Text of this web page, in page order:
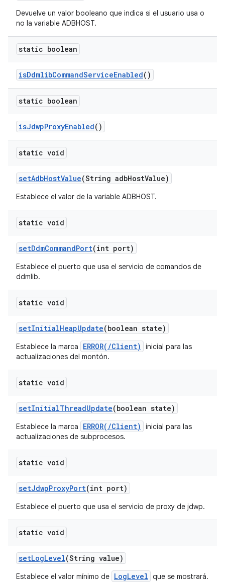
Devuelve un valor booleano que indica si el usuario usa o
no la variable ADBHOST.
static boolean
isDdmlibCommandServiceEnabled()
static boolean
isJdwpProxyEnabled()
static void
setAdbHostValue(String adbHostValue)
Establece el valor de la variable ADBHOST.
static void
setDdmCommandPort(int port)
Establece el puerto que usa el servicio de comandos de
ddmlib.
static void
setInitialHeapUpdate(boolean state)
Establece la marca ERROR(/Client)
inicial para las
actualizaciones del montón.
static void
setInitialThreadUpdate(boolean state)
Establece la marca ERROR(/Client)
inicial para las
actualizaciones de subprocesos.
static void
setJdwpProxyPort(int port)
Establece el puerto que usa el servicio de proxy de jdwp.
static void
setLogLevel(String value)
Establece el valor mínimo de LogLevel que se mostrará.